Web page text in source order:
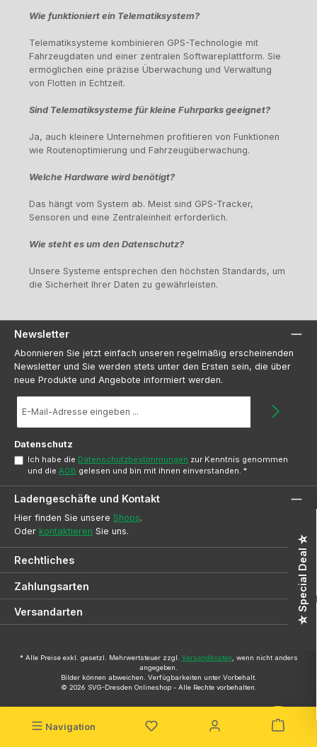
Navigation
Wie funktioniert ein Telematiksystem?
Telematiksysteme kombinieren GPS-Technologie mit
Fahrzeugdaten und einer zentralen Softwareplattform. Sie
ermöglichen eine präzise Überwachung und Verwaltung
von Flotten in Echtzeit.
Sind Telematiksysteme für kleine Fuhrparks geeignet?
Ja, auch kleinere Unternehmen profitieren von Funktionen
wie Routenoptimierung und Fahrzeugüberwachung.
Welche Hardware wird benötigt?
Das hängt vom System ab. Meist sind GPS-Tracker,
Sensoren und eine Zentraleinheit erforderlich.
Wie steht es um den Datenschutz?
Unsere Systeme entsprechen den höchsten Standards, um
die Sicherheit Ihrer Daten zu gewährleisten.
Newsletter
Abonnieren Sie jetzt einfach unseren regelmäßig erscheinenden
Newsletter und Sie werden stets unter den Ersten sein, die über
neue Produkte und Angebote informiert werden.
Mail-
Datenschutz
Ich habe die Datenschutzbestimmungen zur Kenntnis genommen
und dieAGB gelesen und bin mit ihnen einverstanden.*
Ladengeschäfte und Kontakt
Hier finden Sie unsere Shops.
Oder kontaktieren Sie uns.
Rechtliches
Zahlungsarten
Versandarten
* Alle Preise exkl. gesetzl. Mehrwertsteuer zzgl. Versandkosten , wenn nicht anders
angegeben.
Bilder können abweichen. Verfügbarkeiten unter Vorbehalt.
© 2026 SVG-Dresden Onlineshop - Alle Rechte vorbehalten.
☆ Special Deal ☆